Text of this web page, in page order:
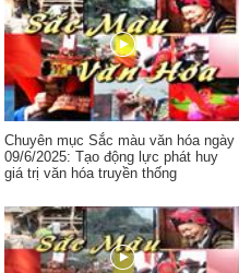
Chuyên mục Sắc màu văn hóa ngày
09/6/2025: Tạo động lực phát huy
giá trị văn hóa truyền thống